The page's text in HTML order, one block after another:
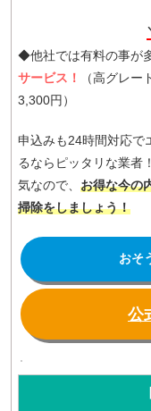
◆他社では有料の事が
サービス！
（高グレ
3,300円）
申込みも24時間対応で
るならピッタリな業者
気なので、 お得な今の
掃除をしましょう！
おそ
公